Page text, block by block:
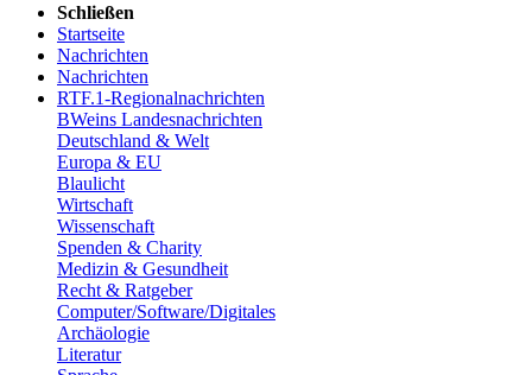
Schließen
Startseite
Nachrichten
Nachrichten
RTF.1-Regionalnachrichten
BWeins Landesnachrichten
Deutschland & Welt
Europa & EU
Blaulicht
Wirtschaft
Wissenschaft
Spenden & Charity
Medizin & Gesundheit
Recht & Ratgeber
Computer/Software/Digitales
Archäologie
Literatur